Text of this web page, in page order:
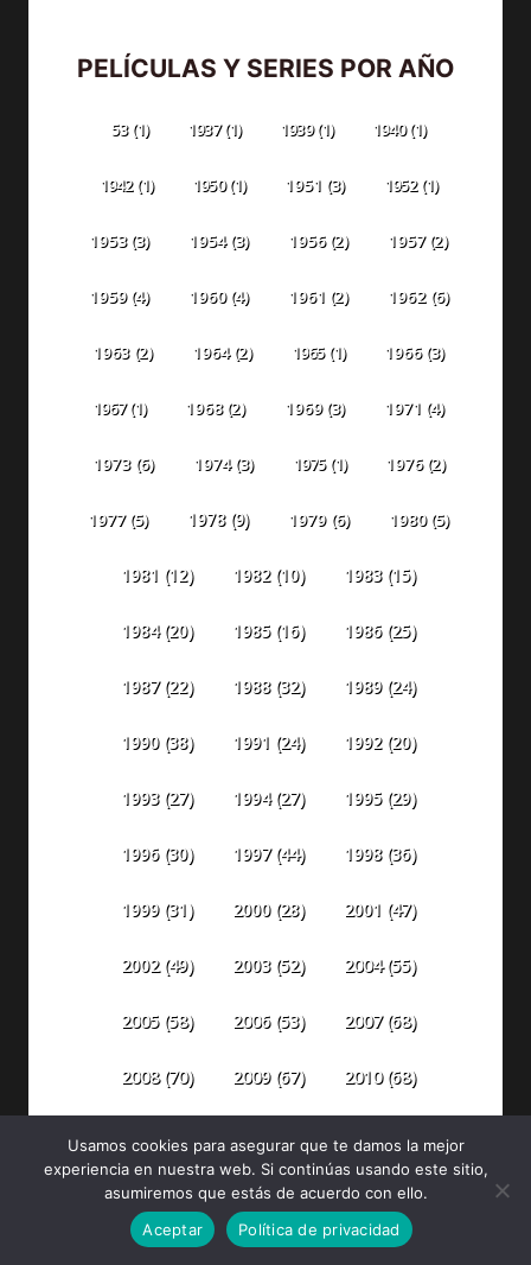
PELÍCULAS Y SERIES POR AÑO
53(1) 1937(1) 1939(1) 1940(1)
1942(1) 1950(1) 1951 (3) 1952(1)
1953(3) 1954(3) 1956(2) 1957(2)
1959(4) 1960(4) 1961 (2) 1962(6)
1963 (2) 1964(2) 1965(1) 1966(3)
1967(1) 1968(2) 1969(3) 1971 (4)
1973(6) 1974(3) 1975(1) 1976(2)
1977(5) 1978(9) 1979(6) 1980(5)
1981 (12) 1982(10) 1983(15)
1984(20) 1985(16) 1986(25)
1987(22) 1988(32) 1989(24)
1990(38) 1991 (24) 1992(20)
1993(27) 1994(27) 1995(29)
1996(30) 1997(44) 1998(36)
1999(31) 2000(28) 2001 (47)
2002(49) 2003(52) 2004(55)
2005(58) 2006(53) 2007(68)
2008(70) 2009(67) 2010(68)
2014(84) 2015(87) 2016(106)
2017(110) 2018(142) 2019(186)
Usamos cookies para asegurar que te damos la mejor
experiencia en nuestra web. Si continúas usando este sitio,
asumiremos que estás de acuerdo con ello.
Aceptar
Política de privacidad